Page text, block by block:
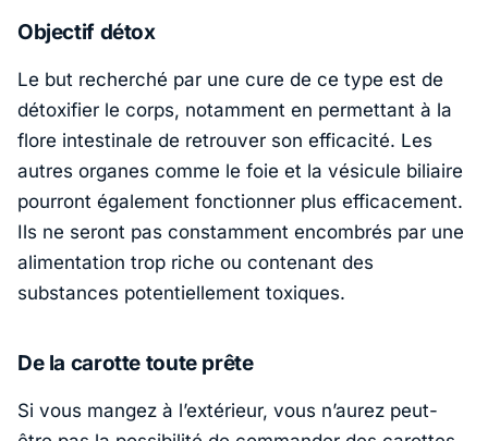
Objectif détox
Le but recherché par une cure de ce type est de
détoxifier le corps, notamment en permettant à la
flore intestinale de retrouver son efficacité. Les
autres organes comme le foie et la vésicule biliaire
pourront également fonctionner plus efficacement.
Ils ne seront pas constamment encombrés par une
alimentation trop riche ou contenant des
substances potentiellement toxiques.
De la carotte toute prête
Si vous mangez à l’extérieur, vous n’aurez peut-